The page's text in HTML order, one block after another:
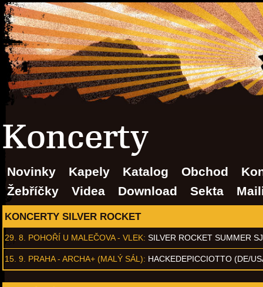
Koncerty
Novinky Kapely Katalog Obchod
Žebříčky
Videa Download Sekta
KONCERTY SILVER ROCKET
29. 8. POHOŘÍ U MALEČOVA - VLEK: SILVER ROCKET SUMMER
15. 9. PRAHA - ARCHA+ (MALÝ SÁL): HACKEDEPICCIOTTO (DE/